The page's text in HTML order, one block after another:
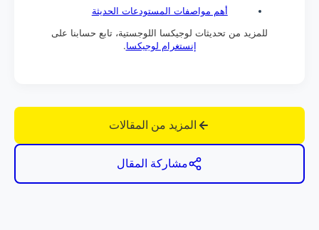
أهم مواصفات المستودعات الحديثة
للمزيد من تحديثات لوجيكسا اللوجستية، تابع حسابنا على
إنستغرام لوجيكسا.
المزيد من المقالات
مشاركة المقال